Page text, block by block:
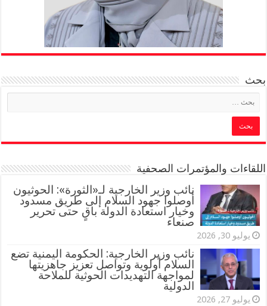
بحث
اللقاءات والمؤتمرات الصحفية
‏نائب وزير الخارجية لـ«الثورة»: الحوثيون
أوصلوا جهود السلام إلى طريق مسدود
وخيار استعادة الدولة باقٍ حتى تحرير
صنعاء
يوليو 30, 2026
نائب وزير الخارجية: الحكومة اليمنية تضع
السلام أولوية وتواصل تعزيز جاهزيتها
لمواجهة التهديدات الحوثية للملاحة
الدولية
يوليو 27, 2026